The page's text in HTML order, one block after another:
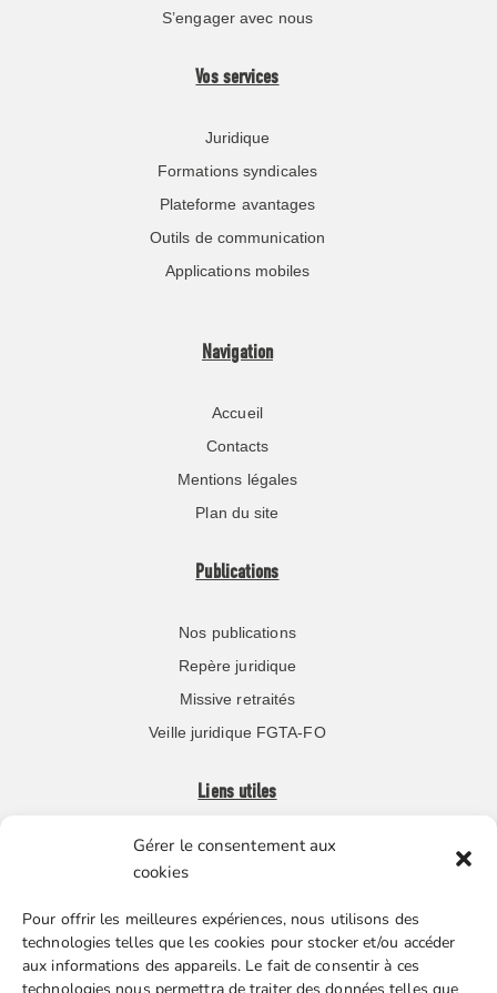
Gérer le consentement aux
cookies
Pour offrir les meilleures expériences, nous utilisons des
technologies telles que les cookies pour stocker et/ou accéder
aux informations des appareils. Le fait de consentir à ces
S’engager avec nous
Vos services
Juridique
Formations syndicales
Plateforme avantages
Outils de communication
Applications mobiles
Navigation
Accueil
Contacts
Mentions légales
Plan du site
Publications
Nos publications
Repère juridique
Missive retraités
Veille juridique FGTA-FO
Liens utiles
Boutique en ligne
Nos partenaires
Gestion des cookies